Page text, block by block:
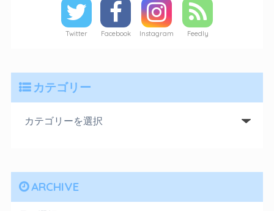
Twitter Facebook Instagram Feedly
カテゴリー
ARCHIVE